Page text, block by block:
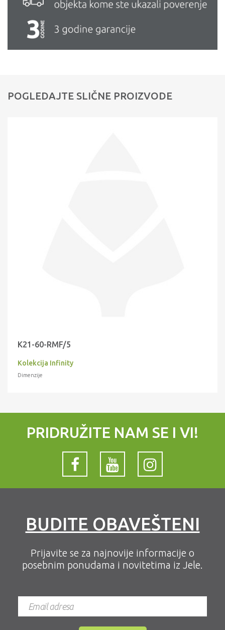
POGLEDAJTE SLIČNE PROIZVODE
K21-60-RMF/5
Kolekcija Infinity
Dimenzije
PRIDRUŽITE NAM SE I VI!
BUDITE OBAVEŠTENI
Prijavite se za najnovije informacije o
posebnim ponudama i novitetima iz Jele.